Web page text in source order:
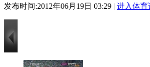
发布时间:2012年06月19日 03:29 | 进入体育